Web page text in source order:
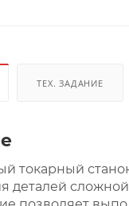
ТЕХ. ЗАДАНИЕ
токарный
деталей